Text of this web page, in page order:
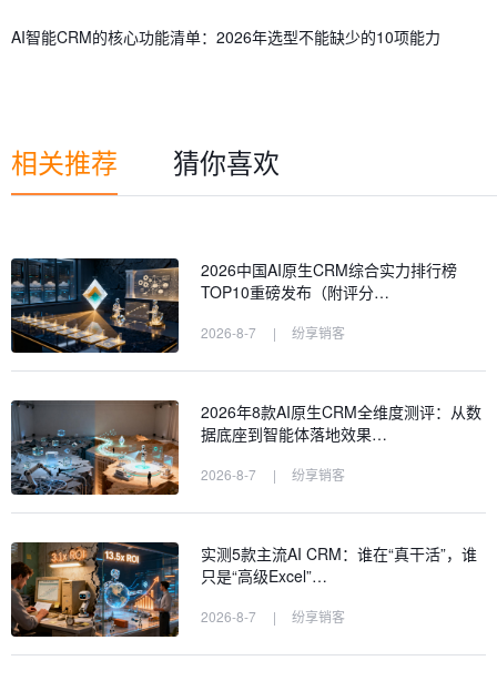
AI智能CRM的核心功能清单：2026年选型不能缺少的10项能力
相关推荐 猜你喜欢
2026中国AI原生CRM综合实力排行榜
TOP10重磅发布（附评分…
2026-8-7 | 纷享销客
2026年8款AI原生CRM全维度测评：从数
据底座到智能体落地效果…
2026-8-7 | 纷享销客
实测5款主流AI CRM：谁在“真干活”，谁
只是“高级Excel”…
2026-8-7 | 纷享销客